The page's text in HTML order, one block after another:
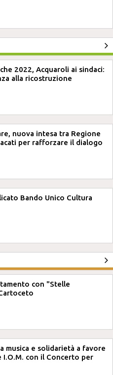
2022, Acquaroli ai sindaci:
alla ricostruzione
nuova intesa tra Regione
per rafforzare il dialogo
Bando Unico Cultura
con "Stelle
musica e solidarietà a favore
I.O.M. con il Concerto per